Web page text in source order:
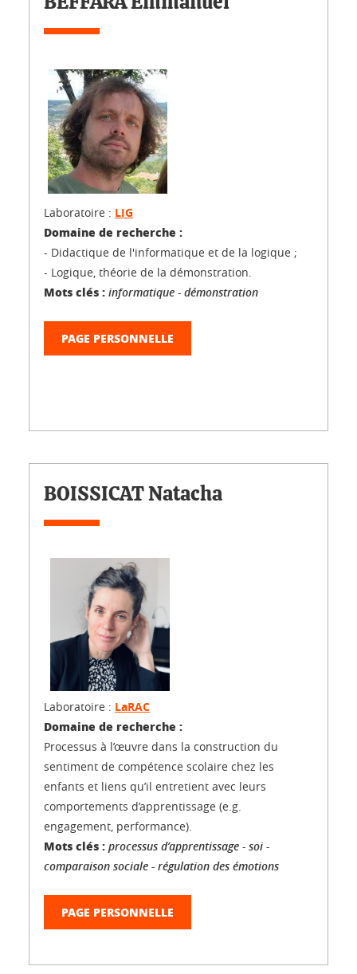
Laboratoire : LIG
Domaine de recherche :
- Didactique de l'informatique et de la logique ;
- Logique, théorie de la démonstration.
Mots clés : informatique - démonstration
PAGE PERSONNELLE
BOISSICAT Natacha
Laboratoire : LaRAC
Domaine de recherche :
Processus à l’œuvre dans la construction du
sentiment de compétence scolaire chez les
enfants et liens qu’il entretient avec leurs
comportements d’apprentissage (e.g.
engagement, performance).
Mots clés : processus d’apprentissage - soi -
comparaison sociale - régulation des émotions
PAGE PERSONNELLE